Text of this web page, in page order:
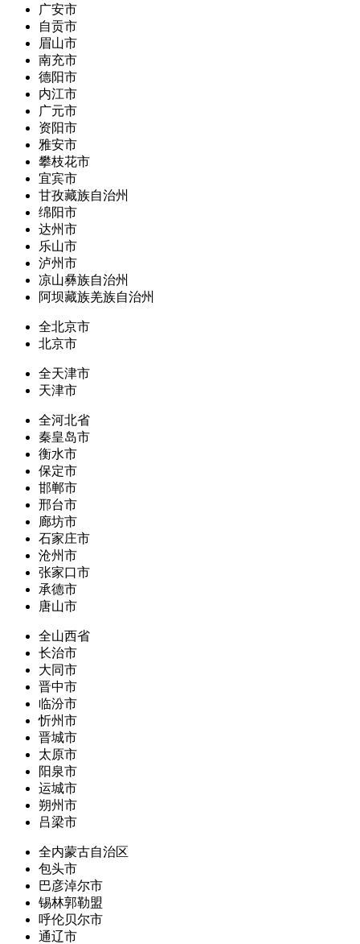
广安市
自贡市
眉山市
南充市
德阳市
内江市
广元市
资阳市
雅安市
攀枝花市
宜宾市
甘孜藏族自治州
绵阳市
达州市
乐山市
泸州市
凉山彝族自治州
阿坝藏族羌族自治州
全北京市
北京市
全天津市
天津市
全河北省
秦皇岛市
衡水市
保定市
邯郸市
邢台市
廊坊市
石家庄市
沧州市
张家口市
承德市
唐山市
全山西省
长治市
大同市
晋中市
临汾市
忻州市
晋城市
太原市
阳泉市
运城市
朔州市
吕梁市
全内蒙古自治区
包头市
巴彦淖尔市
锡林郭勒盟
呼伦贝尔市
通辽市